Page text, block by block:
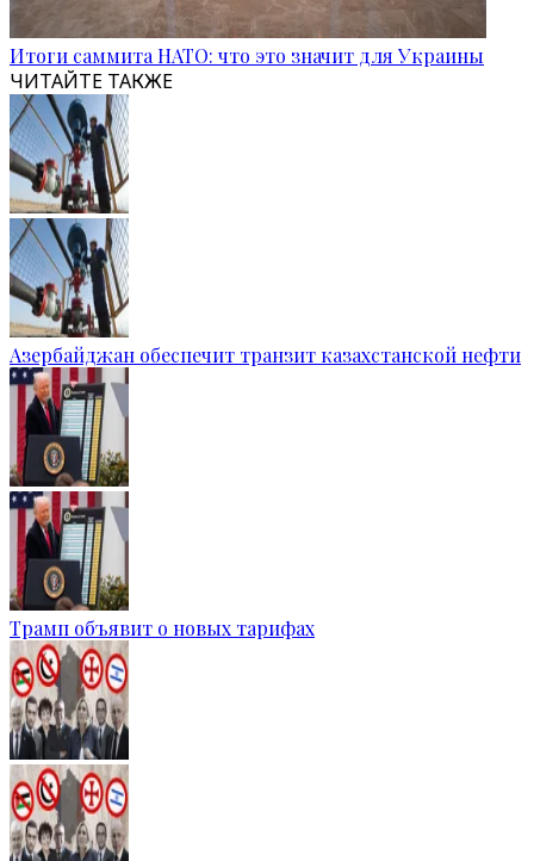
Итоги саммита НАТО: что это значит для Украины
ЧИТАЙТЕ ТАКЖЕ
Азербайджан обеспечит транзит казахстанской нефти
Трамп объявит о новых тарифах